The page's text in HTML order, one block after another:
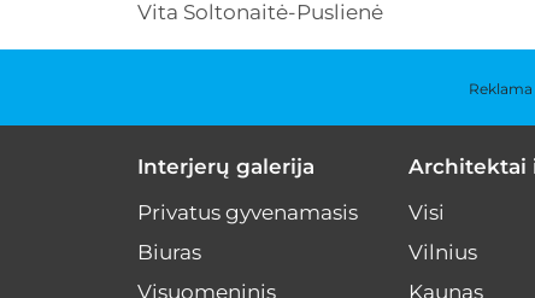
Vita Soltonaitė-Puslienė
Reklama
Interjerų galerija
Privatus gyvenamasis
Biuras
Visuomeninis
Architektai
Visi
Vilnius
Kaunas